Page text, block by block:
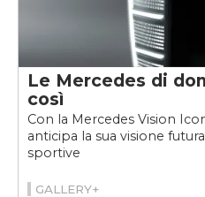
Le Mercedes di
così
Con la Mercedes Vision
anticipa la sua visione
sportive
GALLERY+